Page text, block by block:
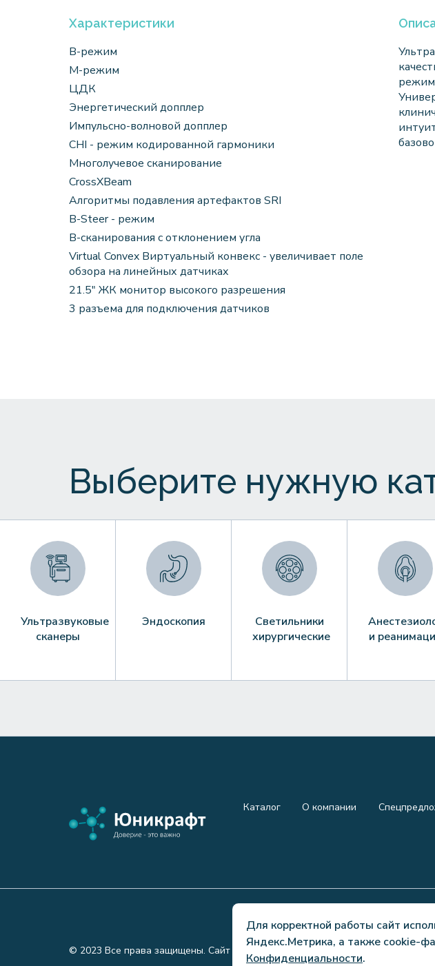
Характеристики
В-режим
М-режим
ЦДК
Энергетический допплер
Импульсно-волновой допплер
CHI - режим кодированной гармоники
Многолучевое сканирование
CrossXBeam
Алгоритмы подавления артефактов SRI
B-Steer - режим
B-сканирования с отклонением угла
Virtual Convex Виртуальный конвекс - увеличивает поле
обзора на линейных датчиках
21.5" ЖК монитор высокого разрешения
3 разъема для подключения датчиков
Выберите нужную
Ультразвуковые
сканеры
Эндоскопия
Светильники
хирургические
и
Каталог О компании
© 2023 Все права защищены. Сайт не является публичной офертой.
Для корректной работы сайт
Яндекс.Метрика, а также cookie-
Конфиденциальности.